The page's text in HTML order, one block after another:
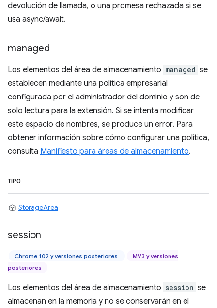
devolución de llamada, o una promesa rechazada si se
usa async/await.
managed
Los elementos del área de almacenamiento managed se
establecen mediante una política empresarial
configurada por el administrador del dominio y son de
solo lectura para la extensión. Si se intenta modificar
este espacio de nombres, se produce un error. Para
obtener información sobre cómo configurar una política,
consulta Manifiesto para áreas de almacenamiento.
TIPO
StorageArea
session
Chrome 102 y versiones posteriores
MV3 y versiones
posteriores
Los elementos del área de almacenamiento session se
almacenan en la memoria y no se conservarán en el